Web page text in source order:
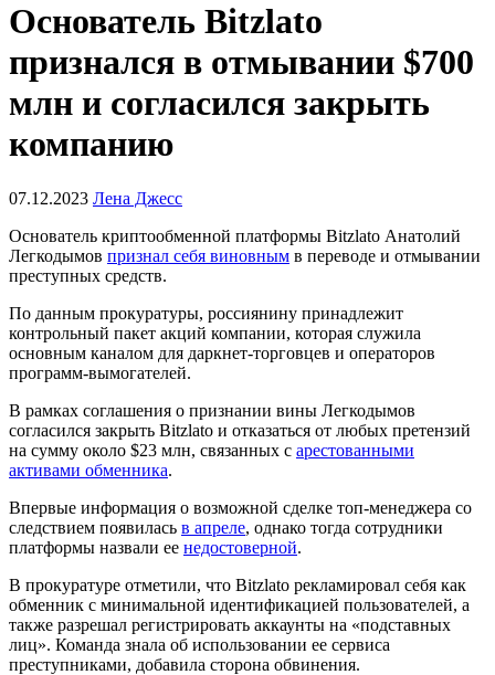
Основатель Bitzlato
признался в отмывании $700
млн и согласился закрыть
компанию
07.12.2023 Лена Джесс
Основатель криптообменной платформы Bitzlato Анатолий
Легкодымов признал себя виновным в переводе и отмывании
преступных средств.
По данным прокуратуры, россиянину принадлежит
контрольный пакет акций компании, которая служила
основным каналом для даркнет-торговцев и операторов
программ-вымогателей.
В рамках соглашения о признании вины Легкодымов
согласился закрыть Bitzlato и отказаться от любых претензий
на сумму около $23 млн, связанных с арестованными
активами обменника.
Впервые информация о возможной сделке топ-менеджера со
следствием появилась в апреле, однако тогда сотрудники
платформы назвали ее недостоверной.
В прокуратуре отметили, что Bitzlato рекламировал себя как
обменник с минимальной идентификацией пользователей, а
также разрешал регистрировать аккаунты на «подставных
лиц». Команда знала об использовании ее сервиса
преступниками, добавила сторона обвинения.